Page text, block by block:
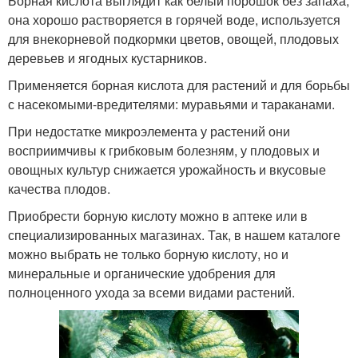
она хорошо растворяется в горячей воде, используется
для внекорневой подкормки цветов, овощей, плодовых
деревьев и ягодных кустарников.
Применяется борная кислота для растений и для борьбы
с насекомыми-вредителями: муравьями и тараканами.
При недостатке микроэлемента у растений они
восприимчивы к грибковым болезням, у плодовых и
овощных культур снижается урожайность и вкусовые
качества плодов.
Приобрести борную кислоту можно в аптеке или в
специализированных магазинах. Так, в нашем каталоге
можно выбрать не только борную кислоту, но и
минеральные и органические удобрения для
полноценного ухода за всеми видами растений.